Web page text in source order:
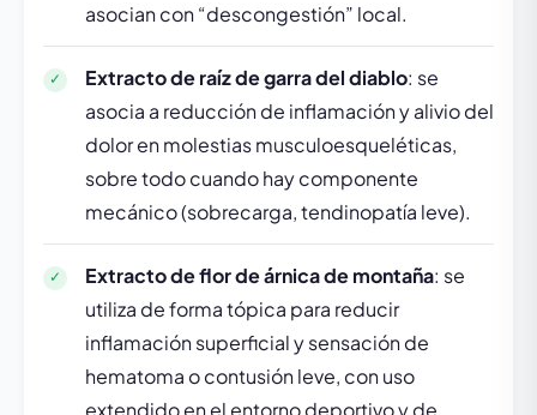
asocian con “descongestión” local.
Extracto de raíz de garra del diablo: se
asocia a reducción de inflamación y alivio del
dolor en molestias musculoesqueléticas,
sobre todo cuando hay componente
mecánico (sobrecarga, tendinopatía leve).
Extracto de flor de árnica de montaña: se
utiliza de forma tópica para reducir
inflamación superficial y sensación de
hematoma o contusión leve, con uso
extendido en el entorno deportivo y de